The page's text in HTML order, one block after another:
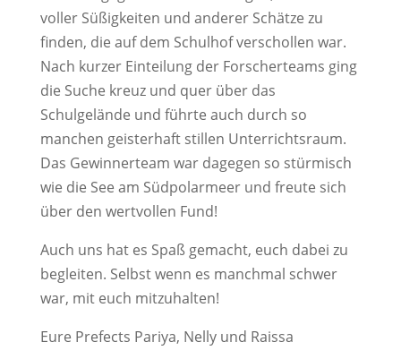
voller Süßigkeiten und anderer Schätze zu
finden, die auf dem Schulhof verschollen war.
Nach kurzer Einteilung der Forscherteams ging
die Suche kreuz und quer über das
Schulgelände und führte auch durch so
manchen geisterhaft stillen Unterrichtsraum.
Das Gewinnerteam war dagegen so stürmisch
wie die See am Südpolarmeer und freute sich
über den wertvollen Fund!
Auch uns hat es Spaß gemacht, euch dabei zu
begleiten. Selbst wenn es manchmal schwer
war, mit euch mitzuhalten!
Eure Prefects Pariya, Nelly und Raissa